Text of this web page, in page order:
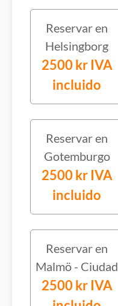
Reservar en
Helsingborg
2500 kr IVA
incluido
Reservar en
Gotemburgo
2500 kr IVA
incluido
Reservar en
Malmö - Ciudad
2500 kr IVA